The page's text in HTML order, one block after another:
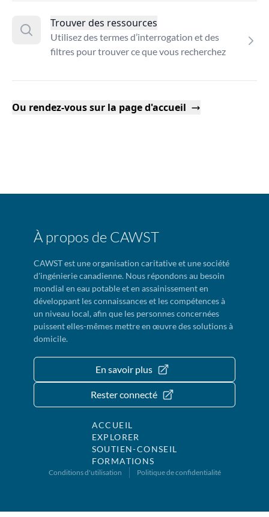
Trouver des ressources
Utilisez des termes d’interrogation et des
filtres pour trouver ce que vous recherchez
Ou rendez-vous sur la page d'accueil
À propos de CAWST
CAWST est une organisation caritative et une société
d'ingénierie canadienne. Nous répondons au besoin
mondial en eau potable et en assainissement en
développant les connaissances et les compétences à
un niveau local, afin que les personnes concernées
puissent elles-mêmes mettre en œuvre des solutions à
domicile.
En savoir plus
Rester connecté
ACCUEIL
EXPLORER
SOUTIEN-CONSEIL
FORMATIONS
Conditions d'utilisation Politique de confidentialité